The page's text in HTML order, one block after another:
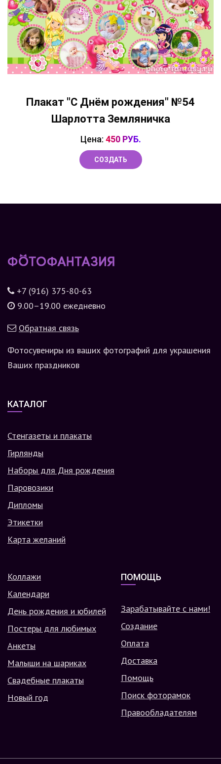
Плакат "С Днём рождения" №54
Шарлотта Земляничка
Цена: 450 РУБ.
СОЗДАТЬ
+7 (916) 375-80-63
9.00–19.00 ежедневно
Обратная связь
Фотосувениры из ваших фотографий для украшения
Ваших праздников
КАТАЛОГ
Стенгазеты и плакаты
Гирлянды
Наборы для Дня рождения
Паровозики
Дипломы
Этикетки
Карта желаний
Коллажи
Календари
День рождения и юбилей
Постеры для любимых
Анкеты
Малыши на шариках
Свадебные плакаты
Новый год
ПОМОЩЬ
Зарабатывайте с нами!
Создание
Оплата
Доставка
Помощь
Поиск фоторамок
Правообладателям